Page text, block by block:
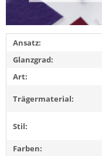
Ansatz:
Glanzgrad:
Art:
Trägermaterial:
Stil:
Farben: